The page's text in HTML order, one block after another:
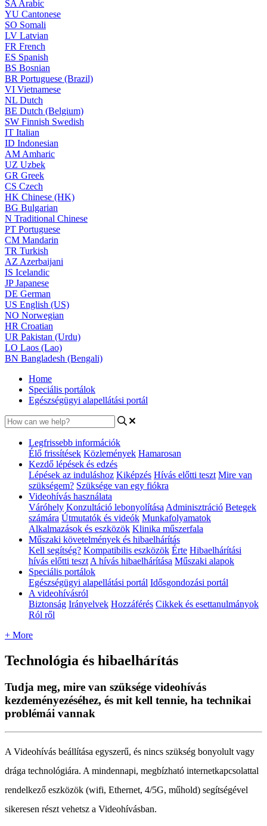
SA Arabic
YU Cantonese
SO Somali
LV Latvian
FR French
ES Spanish
BS Bosnian
BR Portuguese (Brazil)
VI Vietnamese
NL Dutch
BE Dutch (Belgium)
SW Finnish Swedish
IT Italian
ID Indonesian
AM Amharic
UZ Uzbek
GR Greek
CS Czech
HK Chinese (HK)
BG Bulgarian
N Traditional Chinese
PT Portuguese
CM Mandarin
TR Turkish
AZ Azerbaijani
IS Icelandic
JPJapanese
DE German
US English (US)
NO Norwegian
HR Croatian
UR Pakistan (Urdu)
LO Laos (Lao)
BN Bangladesh (Bengali)
Home
Speciális portálok
Egészségügyi alapellátási portál
Legfrissebb információk
Élő frissítések Közlemények Hamarosan
Kezdő lépések és edzés
Lépések az induláshoz Kiképzés Hívás előtti teszt Mire van
szükségem? Szüksége van egy fiókra
Videohívás használata
Váróhely Konzultáció lebonyolítása Adminisztráció Betegek
számára Útmutatók és videók Munkafolyamatok
Alkalmazások és eszközök Klinika műszerfala
Műszaki követelmények és hibaelhárítás
Kell segítség? Kompatibilis eszközök Érte Hibaelhárítási
hívás előtti teszt A hívás hibaelhárítása Műszaki alapok
Speciális portálok
Egészségügyi alapellátási portál Idősgondozási portál
A videohívásról
Biztonság Irányelvek Hozzáférés Cikkek és esettanulmányok
Ról ről
+ More
Technológia és hibaelhárítás
Tudja meg, mire van szüksége videohívás
kezdeményezéséhez, és mit kell tennie, ha technikai
problémái vannak
A Videohívás beállítása egyszerű, és nincs szükség bonyolult vagy
drága technológiára. A mindennapi, megbízható internetkapcsolattal
rendelkező eszközök (wifi, Ethernet, 4/5G, műhold) segítségével
sikeresen részt vehetsz a Videohívásban.